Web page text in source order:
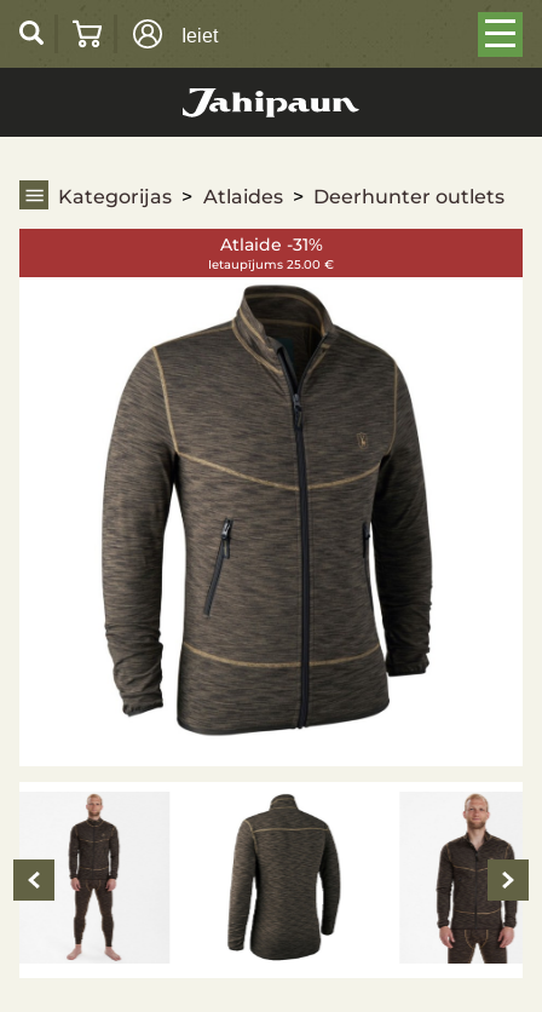
Ieiet
Kategorijas Atlaides Deerhunter outlets
Atlaide -31%
Ietaupījums 25.00 €